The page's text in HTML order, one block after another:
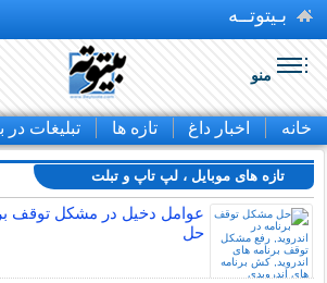
بـیتوتــه
منو
خانه اخبار داغ تازه ها تبلیغات در
تازه های موبایل ، لپ تاپ و تبلت
عوامل دخیل در مشکل توقف
حل